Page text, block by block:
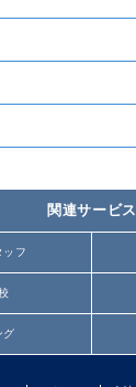
関連サービス
ッフ
グ